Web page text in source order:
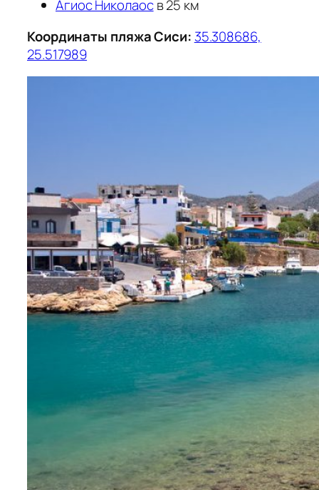
Агиос Николаосв 25 км
Координаты пляжа Сиси: 35.308686,
25.517989